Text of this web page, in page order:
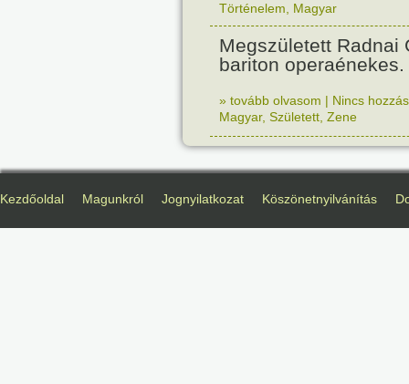
Történelem
Magyar
Megszületett Radnai
bariton operaénekes.
» tovább olvasom | Nincs
Magyar, Született Zene
Kezdőoldal Magunkról Jognyilatkozat Köszönetnyilvánítás